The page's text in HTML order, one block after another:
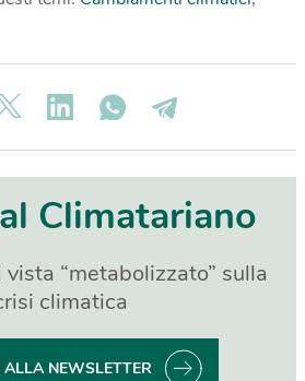
Climatariano
“metabolizzato” sulla
climatica
ALLA NEWSLETTER